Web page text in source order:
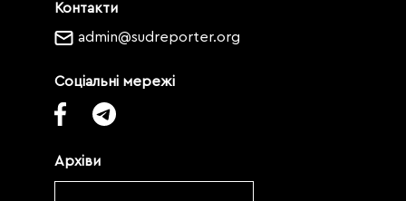
Контакти
admin@sudreporter.org
Соціальні мережі
Архіви